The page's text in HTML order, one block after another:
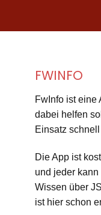
FWINFO
FwInfo ist eine
dabei helfen
Einsatz
Die App ist
und jeder
Wissen über
ist hier schon